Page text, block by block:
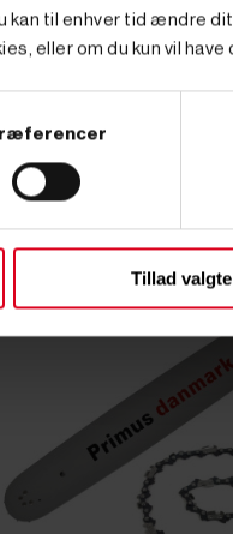
kan til enhver tid ændre
eller om du kun vil
Tillad valgte
8005943
krGO' PRIS
inkl. moms
18" / 45 cm til Zomax
Pakke